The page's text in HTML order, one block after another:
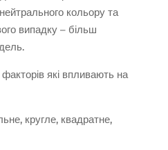
кольору та
випадку – більш
які впливають на
кругле, квадратне,